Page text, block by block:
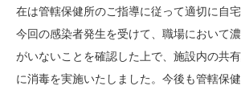
在は管轄保健所のご指導に従って適切に自宅
今回の感染者発生を受けて、職場において
がいないことを確認した上で、施設内の共
に消毒を実施いたしました。今後も管轄保